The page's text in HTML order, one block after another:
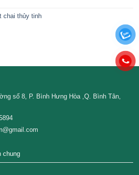
Rượu
NHO ĐƠN GIẢN TẠI NHÀ
Nhựa PET Cao Cấp